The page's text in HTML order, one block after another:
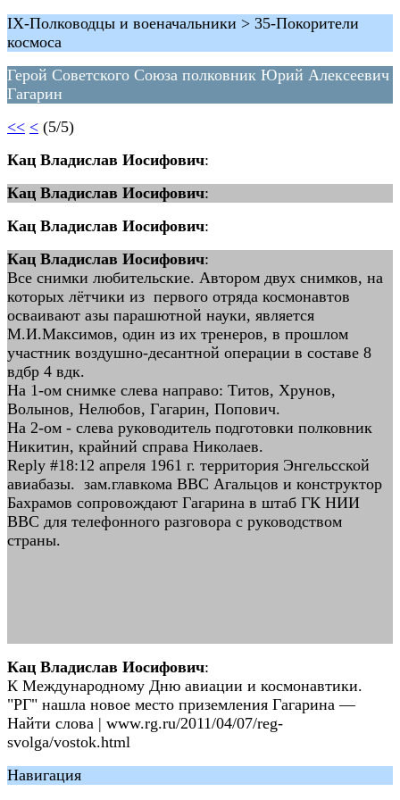
IX-Полководцы и военачальники > 35-Покорители
космоса
Герой Советского Союза полковник Юрий Алексеевич
Гагарин
<< < (5/5)
Кац Владислав Иосифович:
Кац Владислав Иосифович:
Кац Владислав Иосифович:
Кац Владислав Иосифович:
Все снимки любительские. Автором двух снимков, на
которых лётчики из первого отряда космонавтов
осваивают азы парашютной науки, является
М.И.Максимов, один из их тренеров, в прошлом
участник воздушно-десантной операции в составе 8
вдбр 4 вдк.
На 1-ом снимке слева направо: Титов, Хрунов,
Волынов, Нелюбов, Гагарин, Попович.
На 2-ом - слева руководитель подготовки полковник
Никитин, крайний справа Николаев.
Reply #18:12 апреля 1961 г. территория Энгельсской
авиабазы. зам.главкома ВВС Агальцов и конструктор
Бахрамов сопровождают Гагарина в штаб ГК НИИ
ВВС для телефонного разговора с руководством
страны.
Кац Владислав Иосифович:
К Международному Дню авиации и космонавтики.
"РГ" нашла новое место приземления Гагарина —
Найти слова | www.rg.ru/2011/04/07/reg-
svolga/vostok.html
Навигация